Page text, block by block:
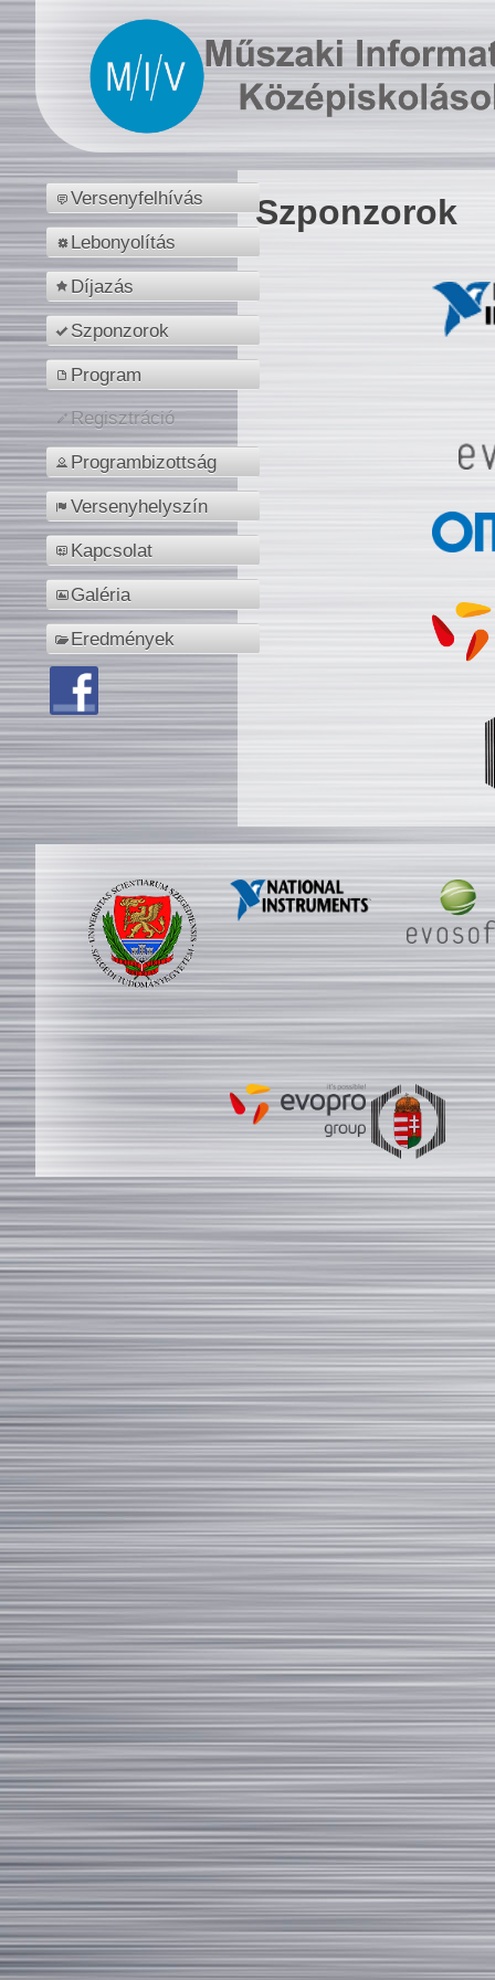
Versenyfelhívás
Lebonyolítás
Díjazás
Szponzorok
Program
Regisztráció
Programbizottság
Versenyhelyszín
Kapcsolat
Galéria
Eredmények
Szponzorok